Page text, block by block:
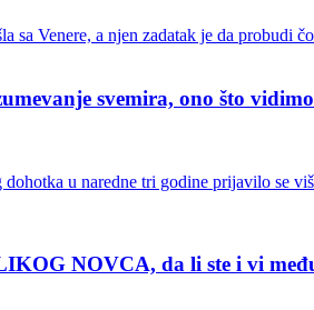
svemira, ono što vidimo
NOVCA, da li ste i vi